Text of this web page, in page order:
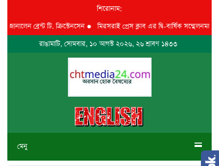
শিরোনাম:
ব্রেন্ট টি. ক্রিস্টেনসেন●মিরসরাই প্রেস ক্লাব এর দ্বি-বার্ষিক
রাঙামাটি, সোমবার, ১০ আগস্ট ২০২৬, ২৬ শ্রাবণ ১৪৩৩
মেনু